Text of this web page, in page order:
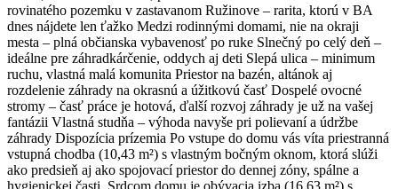
rovinatého pozemku v zastavanom Ružinove – rarita, ktorú v BA
dnes nájdete len ťažko Medzi rodinnými domami, nie na okraji
mesta – plná občianska vybavenosť po ruke Slnečný po celý deň –
ideálne pre záhradkárčenie, oddych aj deti Slepá ulica – minimum
ruchu, vlastná malá komunita Priestor na bazén, altánok aj
rozdelenie záhrady na okrasnú a úžitkovú časť Dospelé ovocné
stromy – časť práce je hotová, ďalší rozvoj záhrady je už na vašej
fantázii Vlastná studňa – výhoda navyše pri polievaní a údržbe
záhrady Dispozícia prízemia Po vstupe do domu vás víta priestranná
vstupná chodba (10,43 m²) s vlastným bočným oknom, ktorá slúži
ako predsieň aj ako spojovací priestor do dennej zóny, spálne a
hygienickej časti. Srdcom domu je obývacia izba (16,63 m²) s